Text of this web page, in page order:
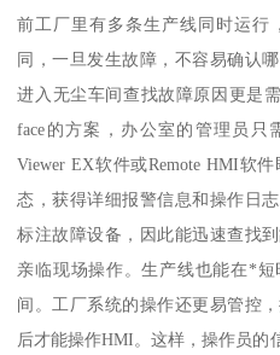
前工厂里有多条生产线同时运行
同，一旦发生故障，不容易确认
进入无尘车间查找故障原因更是
face的方案，办公室的管理员只
Viewer EX软件或Remote HMI软
态，获得详细报警信息和操作日
标注故障设备，因此能迅速查找
亲临现场操作。生产线也能在*
间。工厂系统的操作还更易管控
后才能操作HMI。这样，操作员的